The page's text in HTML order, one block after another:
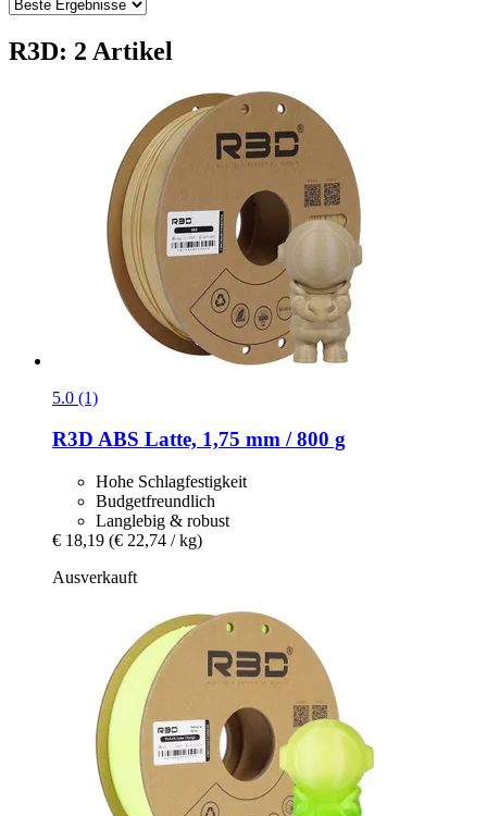
R3D: 2 Artikel
5.0 (1)
R3D ABS Latte, 1,75 mm / 800 g
Hohe Schlagfestigkeit
Budgetfreundlich
Langlebig & robust
€ 18,19 (€ 22,74 / kg)
Ausverkauft